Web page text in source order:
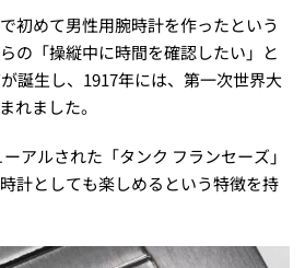
初めて男性用腕時計を作ったという
の「操縦中に時間を確認したい」と
誕生し、1917年には、第一次世界大
れました。
アルされた「タンク フランセーズ」
計としても楽しめるという特徴を持